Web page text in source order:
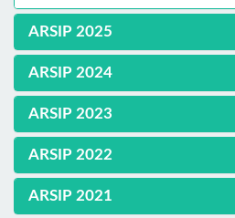
ARSIP 2025
ARSIP 2024
ARSIP 2023
ARSIP 2022
ARSIP 2021